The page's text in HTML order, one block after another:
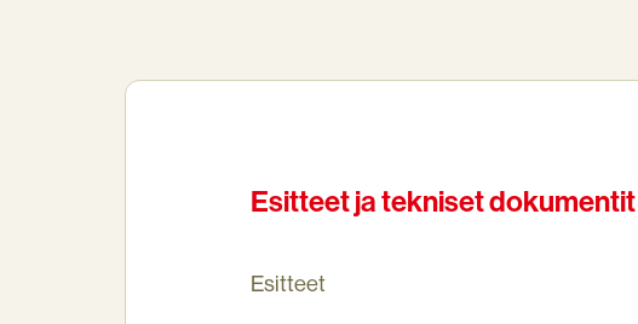
Esitteet ja tekniset dokumentit
Esitteet